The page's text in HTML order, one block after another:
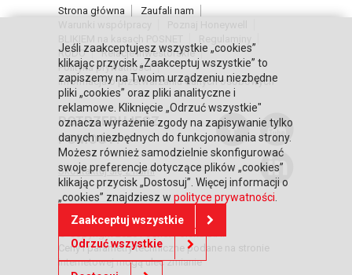
Strona główna
Zaufali nam
RODO
Relacje inwestorskie
Polityka prywatności
Informacja o przetwarzaniu danych osobowych
POTRZEBUJESZ
POMOCY?
Skontaktuj się z nami
© Copyright 2026 Posnet Polska S.A.
Ceny i parametry techniczne podane na stronie
internetowej mogą ulec zmianie
Jeśli zaakceptujesz wszystkie „cookies”
klikając przycisk „Zaakceptuj wszystkie” to
zapiszemy na Twoim urządzeniu niezbędne
pliki „cookies” oraz pliki analityczne i
reklamowe. Kliknięcie „Odrzuć wszystkie"
oznacza wyrażenie zgody na zapisywanie tylko
danych niezbędnych do funkcjonowania strony.
Możesz również samodzielnie skonfigurować
swoje preferencje dotyczące plików „cookies”
klikając przycisk „Dostosuj”. Więcej informacji o
„cookies” znajdziesz w polityce prywatności
Zaakceptuj wszystkie
Odrzuć wszystkie